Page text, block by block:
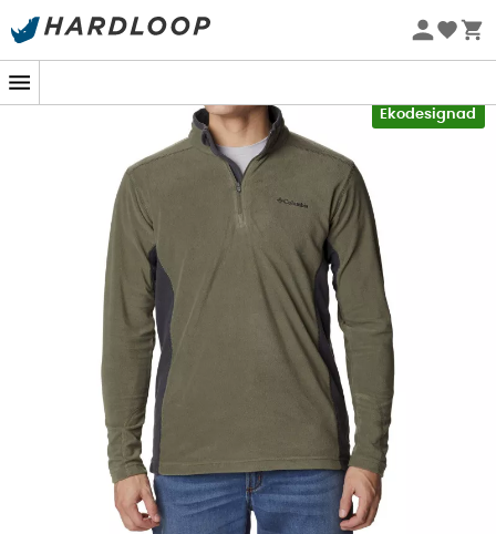
Sommarerbjudanden 🔥 -5 % EXTRA vid köp av 2 produkter*
Ekodesignad